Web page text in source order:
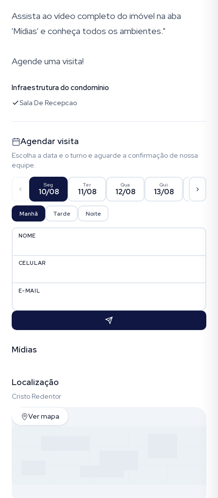
Assista ao vídeo completo do imóvel na aba
'Mídias' e conheça todos os ambientes."
Agende uma visita!
Infraestrutura do condomínio
Sala De Recepcao
Agendar visita
Escolha a data e o turno e aguarde a confirmação de nossa
equipe.
Seg
10/08
Ter
11/08
Qua
12/08
Qui
13/08 14/08
Manhã Tarde Noite
NOME
CELULAR
E-MAIL
Mídias
Localização
Cristo Redentor
Ver mapa